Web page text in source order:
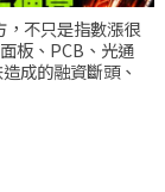
不只是指數漲很
板、PCB、光通
成的融資斷頭、